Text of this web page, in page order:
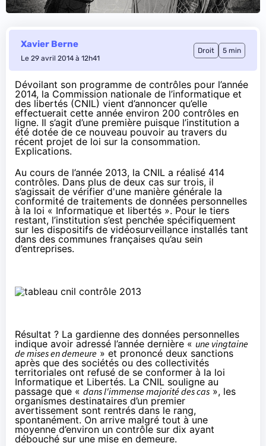
Xavier Berne
Le 29 avril 2014 à 12h41
Droit 5 min
Dévoilant son programme de contrôles pour l’année
2014, la Commission nationale de l’informatique et
des libertés (CNIL) vient d’annoncer qu’elle
effectuerait cette année environ 200 contrôles en
ligne. Il s’agit d’une première puisque l’institution a
été dotée de ce nouveau pouvoir au travers du
récent projet de loi sur la consommation.
Explications.
Au cours de l’année 2013, la CNIL a réalisé 414
contrôles. Dans plus de deux cas sur trois, il
s’agissait de vérifier d'une manière générale la
conformité de traitements de données personnelles
à la loi « Informatique et libertés ». Pour le tiers
restant, l’institution s’est penchée spécifiquement
sur les dispositifs de vidéosurveillance installés tant
dans des communes françaises qu’au sein
d’entreprises.
Résultat ? La gardienne des données personnelles
indique avoir adressé l’année dernière « une vingtaine
de mises en demeure » et prononcé deux sanctions
après que des sociétés ou des collectivités
territoriales ont refusé de se conformer à la loi
Informatique et Libertés. La CNIL souligne au
passage que « dans l'immense majorité des cas », les
organismes destinataires d’un premier
avertissement sont rentrés dans le rang,
spontanément. On arrive malgré tout à une
moyenne d’environ un contrôle sur dix ayant
débouché sur une mise en demeure.